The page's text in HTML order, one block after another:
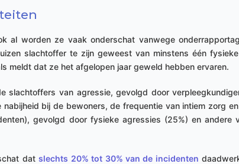
al worden ze vaak onderschat vanwege
slachtoffer te zijn geweest van minstens één
meldt dat ze het afgelopen jaar geweld hebben ervaren.
slachtoffers van agressie, gevolgd door
bij de bewoners, de frequentie van intiem zorg
gevolgd door fysieke agressies (25%) en andere
datslechts 20% tot 30% van de incidenten